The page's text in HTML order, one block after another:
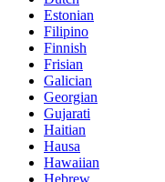
Estonian
Filipino
Finnish
Frisian
Galician
Georgian
Gujarati
Haitian
Hausa
Hawaiian
Hebrew